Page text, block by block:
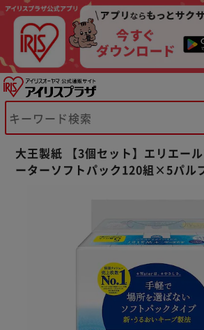
大王製紙 【3個セット】エリエー
ーターソフトパック120組×5パル
※ご確認ください
カートに入れる 購